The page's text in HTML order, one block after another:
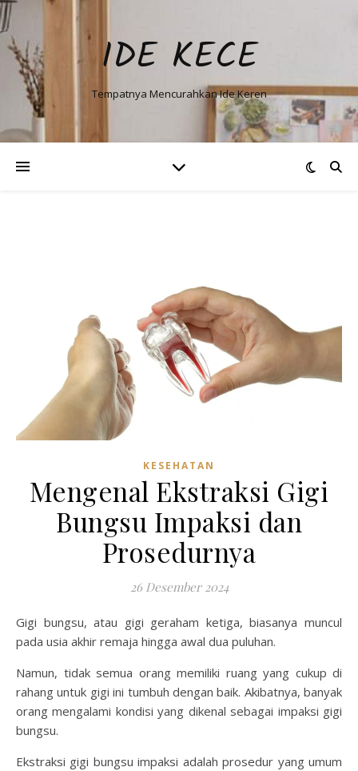
IDE KECE
Tempatnya Mencurahkan Ide Keren
KESEHATAN
Mengenal Ekstraksi Gigi
Bungsu Impaksi dan
Prosedurnya
26 Desember 2024
Gigi bungsu, atau gigi geraham ketiga, biasanya muncul
pada usia akhir remaja hingga awal dua puluhan.
Namun, tidak semua orang memiliki ruang yang cukup di
rahang untuk gigi ini tumbuh dengan baik. Akibatnya, banyak
orang mengalami kondisi yang dikenal sebagai impaksi gigi
bungsu.
Ekstraksi gigi bungsu impaksi adalah prosedur yang umum